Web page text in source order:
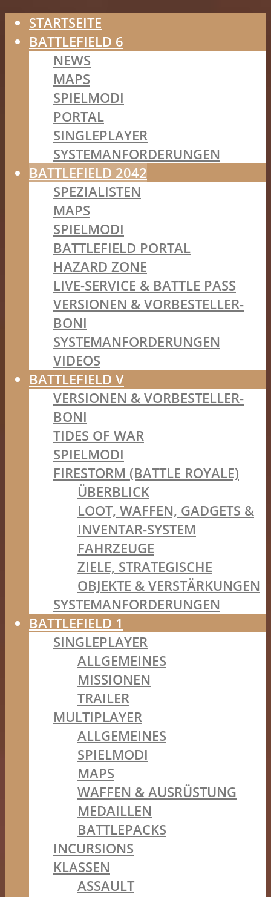
STARTSEITE
BATTLEFIELD 6
NEWS
MAPS
SPIELMODI
PORTAL
SINGLEPLAYER
SYSTEMANFORDERUNGEN
BATTLEFIELD 2042
SPEZIALISTEN
MAPS
SPIELMODI
BATTLEFIELD PORTAL
HAZARD ZONE
LIVE-SERVICE & BATTLE PASS
VERSIONEN & VORBESTELLER-
BONI
SYSTEMANFORDERUNGEN
VIDEOS
BATTLEFIELD V
VERSIONEN & VORBESTELLER-
BONI
TIDES OF WAR
SPIELMODI
FIRESTORM (BATTLE ROYALE)
ÜBERBLICK
LOOT, WAFFEN, GADGETS &
INVENTAR-SYSTEM
FAHRZEUGE
ZIELE, STRATEGISCHE
OBJEKTE & VERSTÄRKUNGEN
SYSTEMANFORDERUNGEN
BATTLEFIELD 1
SINGLEPLAYER
ALLGEMEINES
MISSIONEN
TRAILER
MULTIPLAYER
ALLGEMEINES
SPIELMODI
MAPS
WAFFEN & AUSRÜSTUNG
MEDAILLEN
BATTLEPACKS
INCURSIONS
KLASSEN
ASSAULT